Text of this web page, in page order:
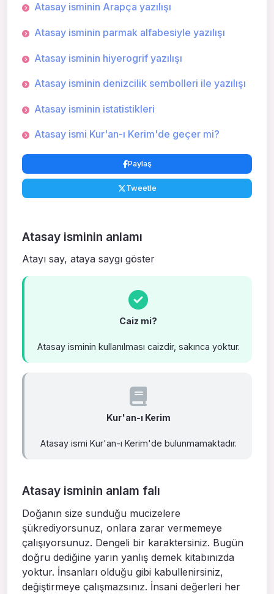
Atasay isminin Arapça yazılışı
Atasay isminin parmak alfabesiyle yazılışı
Atasay isminin hiyerogrif yazılışı
Atasay isminin denizcilik sembolleri ile yazılışı
Atasay isminin istatistikleri
Atasay ismi Kur'an-ı Kerim'de geçer mi?
Paylaş
Tweetle
Atasay isminin anlamı
Atayı say, ataya saygı göster
Caiz mi?
Atasay isminin kullanılması caizdir, sakınca yoktur.
Kur'an-ı Kerim
Atasay ismi Kur'an-ı Kerim'de bulunmamaktadır.
Atasay isminin anlam falı
Doğanın size sunduğu mucizelere
şükrediyorsunuz, onlara zarar vermemeye
çalışıyorsunuz. Dengeli bir karaktersiniz. Bugün
doğru dediğine yarın yanlış demek kitabınızda
yoktur. İnsanları olduğu gibi kabullenirsiniz,
değiştirmeye çalışmazsınız. İnsani değerleri her